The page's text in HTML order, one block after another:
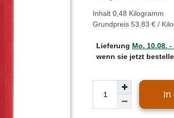
Inhalt 0,48 Kilogramm
Grundpreis 53,83 € /
Lieferung Mo. 10.08.
wenn sie jetzt
In